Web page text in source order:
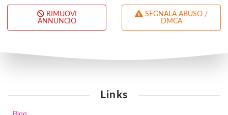
RIMUOVI
ANNUNCIO
DMCA
Links
Blog